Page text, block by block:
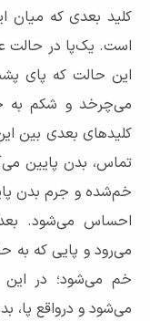
کلید بعدی که میان
است. یک‌پا در حالت
این حالت که پای
می‌چرخد و شکم به
کلیدهای بعدی بین
تماس، بدن پایین
خم‌شده و جرم بدن
احساس می‌شود.
می‌رود و پایی که به
خم می‌شود؛ در
می‌شود و درواقع